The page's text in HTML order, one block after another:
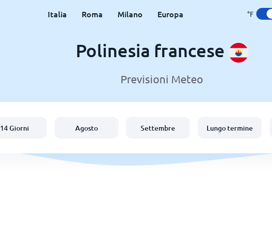
Italia Roma Milano Europa °F
Polinesia francese
Previsioni Meteo
14 Giorni Agosto Settembre Lungo termine